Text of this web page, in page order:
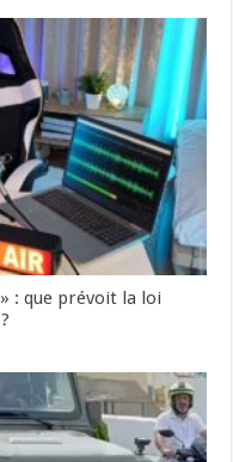
: que prévoit la loi